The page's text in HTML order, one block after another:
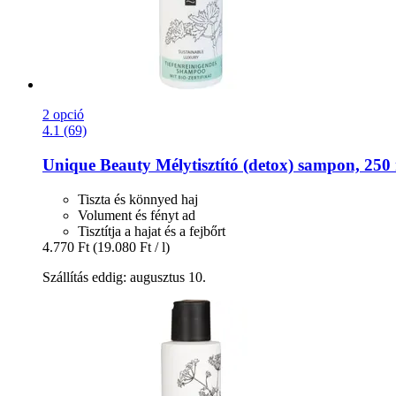
2 opció
4.1 (69)
Unique Beauty Mélytisztító (detox) sampon, 250
Tiszta és könnyed haj
Volument és fényt ad
Tisztítja a hajat és a fejbőrt
4.770 Ft (19.080 Ft / l)
Szállítás eddig: augusztus 10.